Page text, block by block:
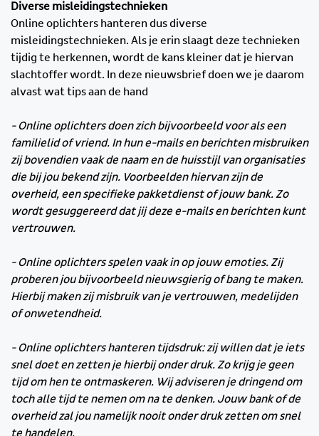
Diverse misleidingstechnieken
Online oplichters hanteren dus diverse
misleidingstechnieken. Als je erin slaagt deze technieken
tijdig te herkennen, wordt de kans kleiner dat je hiervan
slachtoffer wordt. In deze nieuwsbrief doen we je daarom
alvast wat tips aan de hand
- Online oplichters doen zich bijvoorbeeld voor als een
familielid of vriend. In hun e-mails en berichten misbruiken
zij bovendien vaak de naam en de huisstijl van organisaties
die bij jou bekend zijn. Voorbeelden hiervan zijn de
overheid, een specifieke pakketdienst of jouw bank. Zo
wordt gesuggereerd dat jij deze e-mails en berichten kunt
vertrouwen.
- Online oplichters spelen vaak in op jouw emoties. Zij
proberen jou bijvoorbeeld nieuwsgierig of bang te maken.
Hierbij maken zij misbruik van je vertrouwen, medelijden
of onwetendheid.
- Online oplichters hanteren tijdsdruk: zij willen dat je iets
snel doet en zetten je hierbij onder druk. Zo krijg je geen
tijd om hen te ontmaskeren. Wij adviseren je dringend om
toch alle tijd te nemen om na te denken. Jouw bank of de
overheid zal jou namelijk nooit onder druk zetten om snel
te handelen.